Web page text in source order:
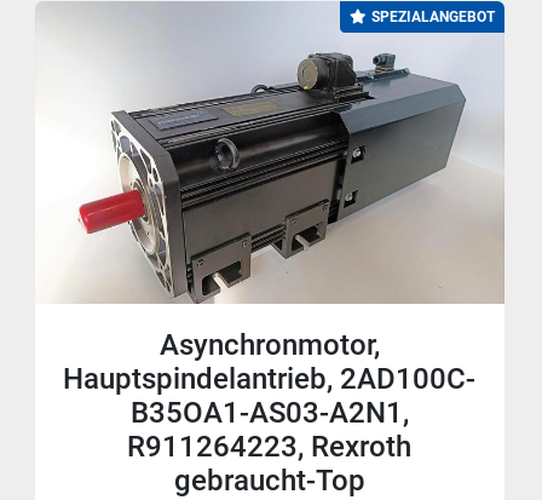
SPEZIALANGEBOT
Asynchronmotor,
Hauptspindelantrieb, 2AD100C-
B35OA1-AS03-A2N1,
R911264223, Rexroth
gebraucht-Top